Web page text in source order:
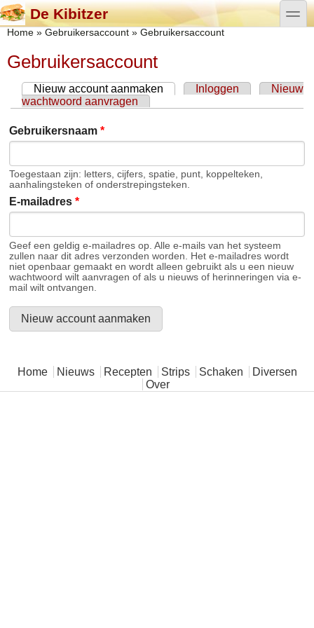
Overslaan en naar de algemene inhoud gaan
Skip to search
De Kibitzer
toggle
U bent hier
Home » Gebruikersaccount » Gebruikersaccount
Gebruikersaccount
Primaire tabs
Nieuw account aanmaken (actieve tabblad)
Inloggen
Nieuw
wachtwoord aanvragen
Gebruikersnaam*
Toegestaan zijn: letters, cijfers, spatie, punt, koppelteken,
aanhalingsteken of onderstrepingsteken.
E-mailadres*
Geef een geldig e-mailadres op. Alle e-mails van het systeem
zullen naar dit adres verzonden worden. Het e-mailadres wordt
niet openbaar gemaakt en wordt alleen gebruikt als u een nieuw
wachtwoord wilt aanvragen of als u nieuws of herinneringen via e-
mail wilt ontvangen.
Hoofdmenu
Home Nieuws Recepten Strips Schaken
Diversen
Over